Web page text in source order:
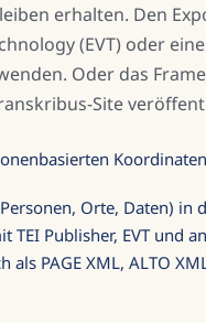
erhalten. Den
(EVT) oder
Oder das
Site
Orte, Daten) in
TEI Publisher, EVT und
als PAGE XML, ALTO